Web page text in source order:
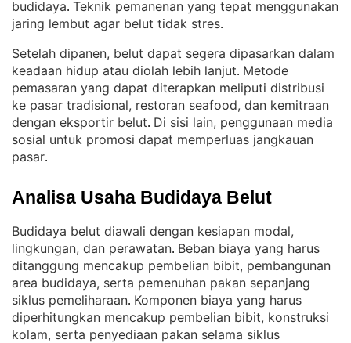
budidaya. Teknik pemanenan yang tepat menggunakan
jaring lembut agar belut tidak stres.
Setelah dipanen, belut dapat segera dipasarkan dalam
keadaan hidup atau diolah lebih lanjut. Metode
pemasaran yang dapat diterapkan meliputi distribusi
ke pasar tradisional, restoran seafood, dan kemitraan
dengan eksportir belut. Di sisi lain, penggunaan media
sosial untuk promosi dapat memperluas jangkauan
pasar.
Analisa Usaha Budidaya Belut
Budidaya belut diawali dengan kesiapan modal,
lingkungan, dan perawatan. Beban biaya yang harus
ditanggung mencakup pembelian bibit, pembangunan
area budidaya, serta pemenuhan pakan sepanjang
siklus pemeliharaan. Komponen biaya yang harus
diperhitungkan mencakup pembelian bibit, konstruksi
kolam, serta penyediaan pakan selama siklus